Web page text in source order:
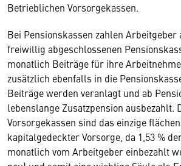
Betrieblichen Vorsorgekassen.
Bei Pensionskassen zahlen Arbeitgeber
freiwillig abgeschlossenen
monatlich Beiträge für ihre
zusätzlich ebenfalls in die
Beiträge werden veranlagt und ab
lebenslange Zusatzpension ausbezahlt.
Vorsorgekassen sind das einzige
kapitalgedeckter Vorsorge, da 1,53 %
monatlich vom Arbeitgeber einbezahlt